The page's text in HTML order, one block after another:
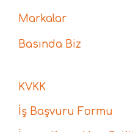
Markalar
Basında Biz
KVKK
İş Başvuru Formu